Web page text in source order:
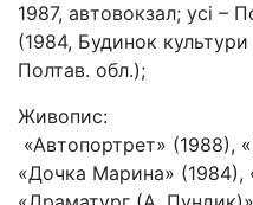
1987, автовокзал; усі –
(1984, Будинок
Полтав. обл.);
Живопис:
«Автопортрет» (1988),
«Дочка Марина» (1984),